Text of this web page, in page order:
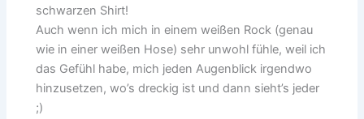
schwarzen Shirt!
Auch wenn ich mich in einem weißen Rock (genau
wie in einer weißen Hose) sehr unwohl fühle, weil ich
das Gefühl habe, mich jeden Augenblick irgendwo
hinzusetzen, wo’s dreckig ist und dann sieht’s jeder
;)